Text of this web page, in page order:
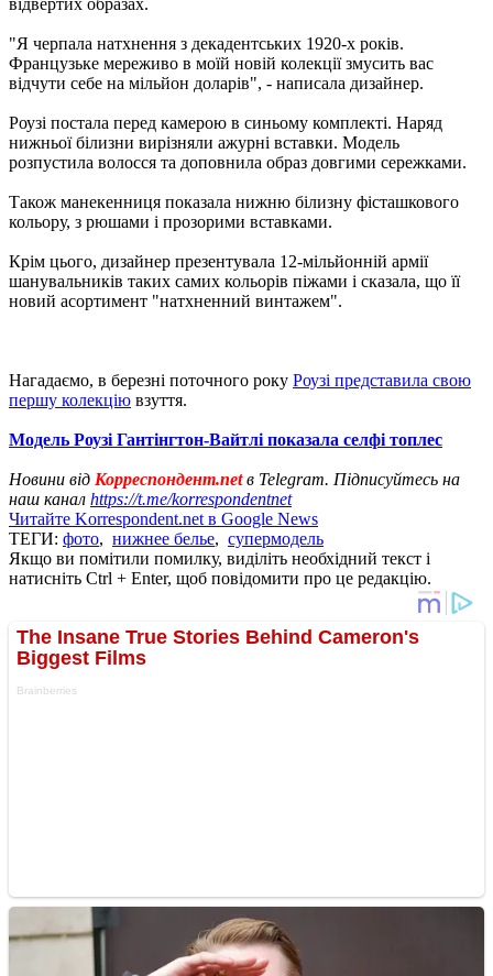
"Я черпала натхнення з декадентських 1920-х років.
Французьке мереживо в моїй новій колекції змусить вас
відчути себе на мільйон доларів", - написала дизайнер.
Роузі постала перед камерою в синьому комплекті. Наряд
нижньої білизни вирізняли ажурні вставки. Модель
розпустила волосся та доповнила образ довгими сережками.
Також манекенниця показала нижню білизну фісташкового
кольору, з рюшами і прозорими вставками.
Крім цього, дизайнер презентувала 12-мільйонній армії
шанувальників таких самих кольорів піжами і сказала, що її
новий асортимент "натхненний винтажем".
Нагадаємо, в березні поточного року Роузі представила свою
першу колекцію взуття.
Модель Роузі Гантінгтон-Вайтлі показала селфі топлес
Новини від Корреспондент.netв Telegram. Підписуйтесь на
наш канал https://t.me/korrespondentnet
Читайте Korrespondent.net в Google News
ТЕГИ: фото, нижнее белье, супермодель
Якщо ви помітили помилку, виділіть необхідний текст і
натисніть Ctrl + Enter, щоб повідомити про це редакцію.